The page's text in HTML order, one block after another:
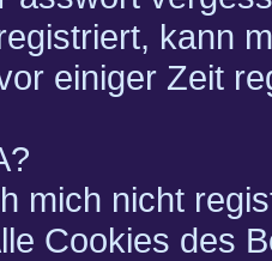
kann
einiger Zeit
mich nicht
Cookies des